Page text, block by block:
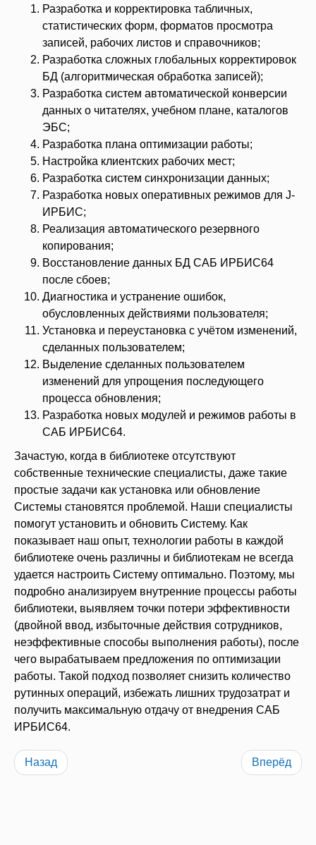
Разработка и корректировка табличных,
статистических форм, форматов просмотра
записей, рабочих листов и справочников;
Разработка сложных глобальных корректировок
БД (алгоритмическая обработка записей);
Разработка систем автоматической конверсии
данных о читателях, учебном плане, каталогов
ЭБС;
Разработка плана оптимизации работы;
Настройка клиентских рабочих мест;
Разработка систем синхронизации данных;
Разработка новых оперативных режимов для J-
ИРБИС;
Реализация автоматического резервного
копирования;
Восстановление данных БД САБ ИРБИС64
после сбоев;
Диагностика и устранение ошибок,
обусловленных действиями пользователя;
Установка и переустановка с учётом изменений,
сделанных пользователем;
Выделение сделанных пользователем
изменений для упрощения последующего
процесса обновления;
Разработка новых модулей и режимов работы в
САБ ИРБИС64.
Зачастую, когда в библиотеке отсутствуют
собственные технические специалисты, даже такие
простые задачи как установка или обновление
Системы становятся проблемой. Наши специалисты
помогут установить и обновить Систему. Как
показывает наш опыт, технологии работы в каждой
библиотеке очень различны и библиотекам не всегда
удается настроить Систему оптимально. Поэтому, мы
подробно анализируем внутренние процессы работы
библиотеки, выявляем точки потери эффективности
(двойной ввод, избыточные действия сотрудников,
неэффективные способы выполнения работы), после
чего вырабатываем предложения по оптимизации
работы. Такой подход позволяет снизить количество
рутинных операций, избежать лишних трудозатрат и
получить максимальную отдачу от внедрения САБ
ИРБИС64.
Назад Вперёд